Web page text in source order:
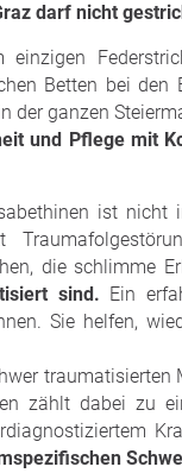
darf nicht
Betten bei den
ganzen
und Pflege mit
ist
die schlimme
sind. Ein
Sie helfen,
traumatisierten
zählt dabei zu